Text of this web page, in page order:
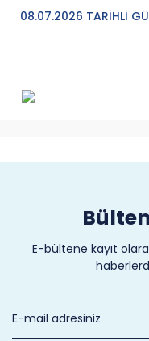
08.07.2026 TARİHLİ
E-bültene kayıt